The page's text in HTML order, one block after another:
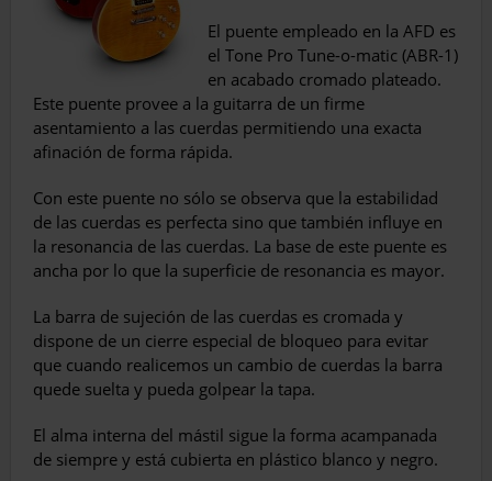
El puente empleado en la AFD es
el Tone Pro Tune-o-matic (ABR-1)
en acabado cro­mado plateado.
Este puente provee a la guitarra de un firme
asentamiento a las cuerdas permitiendo una exacta
afina­ción de forma rápida.
Con este puente no sólo se observa que la estabilidad
de las cuerdas es per­fecta sino que también influye en
la re­sonancia de las cuerdas. La base de este puente es
ancha por lo que la superficie de resonancia es mayor.
La barra de sujeción de las cuerdas es cro­mada y
dispone de un cierre especial de bloqueo para evitar
que cuando realicemos un cambio de cuerdas la barra
quede suelta y pueda golpear la tapa.
El alma interna del mástil sigue la forma acampanada
de siempre y está cubierta en plástico blanco y negro.